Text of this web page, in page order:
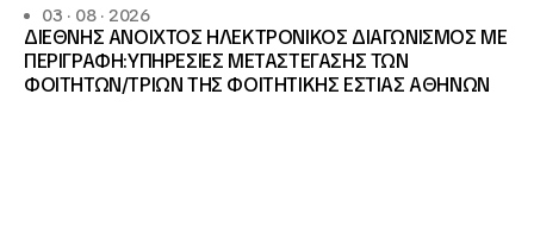
03 · 08 · 2026
ΔΙΕΘΝΗΣ ΑΝΟΙΧΤΟΣ ΗΛΕΚΤΡΟΝΙΚΟΣ ΔΙΑΓΩΝΙΣΜΟΣ ΜΕ
ΠΕΡΙΓΡΑΦΗ:ΥΠΗΡΕΣΙΕΣ METAΣΤΕΓΑΣΗΣ ΤΩΝ
ΦΟΙΤΗΤΩΝ/ΤΡΙΩΝ ΤΗΣ ΦΟΙΤΗΤΙΚΗΣ ΕΣΤΙΑΣ ΑΘΗΝΩΝ